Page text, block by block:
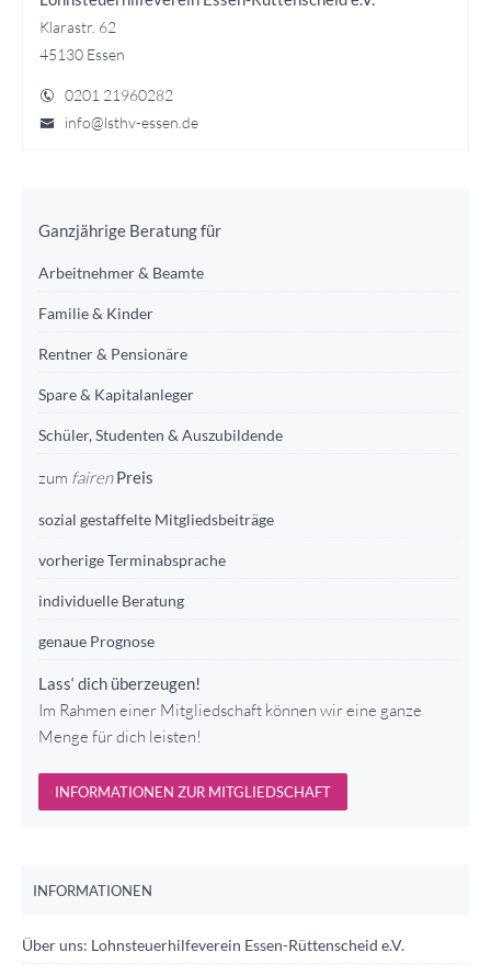
Klarastr. 62
45130 Essen
0201 21960282
info@lsthv-essen.de
Ganzjährige Beratung für
Arbeitnehmer & Beamte
Familie & Kinder
Rentner & Pensionäre
Spare & Kapitalanleger
Schüler, Studenten & Auszubildende
zum fairen Preis
sozial gestaffelte Mitgliedsbeiträge
vorherige Terminabsprache
individuelle Beratung
genaue Prognose
Lass‘ dich überzeugen!
Im Rahmen einer Mitgliedschaft können wir eine ganze
Menge für dich leisten!
INFORMATIONEN ZUR MITGLIEDSCHAFT
INFORMATIONEN
Über uns: Lohnsteuerhilfeverein Essen-Rüttenscheid e.V.